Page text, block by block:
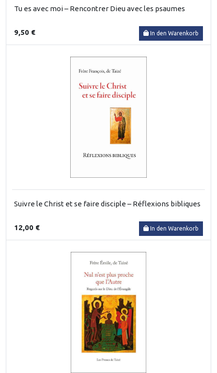
Tu es avec moi – Rencontrer Dieu avec les psaumes
9,50 € In den Warenkorb
Suivre le Christ et se faire disciple – Réflexions bibliques
12,00 € In den Warenkorb